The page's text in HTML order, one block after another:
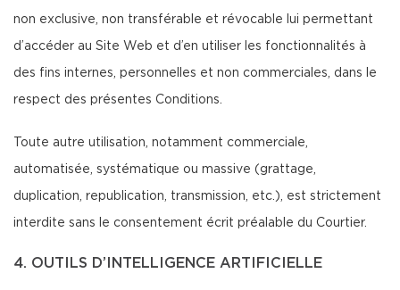
non exclusive, non transférable et révocable lui permettant
d’accéder au Site Web et d’en utiliser les fonctionnalités à
des fins internes, personnelles et non commerciales, dans le
respect des présentes Conditions.
Toute autre utilisation, notamment commerciale,
automatisée, systématique ou massive (grattage,
duplication, republication, transmission, etc.), est strictement
interdite sans le consentement écrit préalable du Courtier.
4. OUTILS D’INTELLIGENCE ARTIFICIELLE